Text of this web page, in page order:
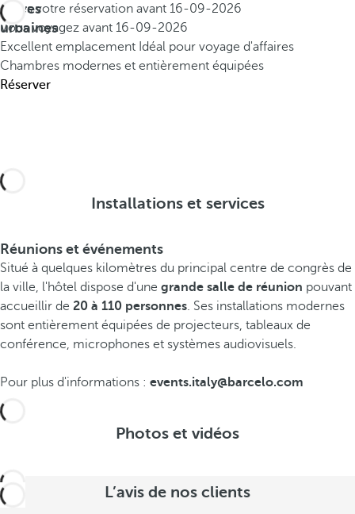
Offres
urbaines
Faites votre réservation avant 16-09-2026
Vous voyagez avant 16-09-2026
Excellent emplacement Idéal pour voyage d'affaires
Chambres modernes et entièrement équipées
Réserver
Installations et services
Réunions et événements
Situé à quelques kilomètres du principal centre de congrès de
la ville, l'hôtel dispose d'une grande salle de réunion pouvant
accueillir de 20 à 110 personnes. Ses installations modernes
sont entièrement équipées de projecteurs, tableaux de
conférence, microphones et systèmes audiovisuels.
Pour plus d'informations : events.italy@barcelo.com
Photos et vidéos
L’avis de nos clients